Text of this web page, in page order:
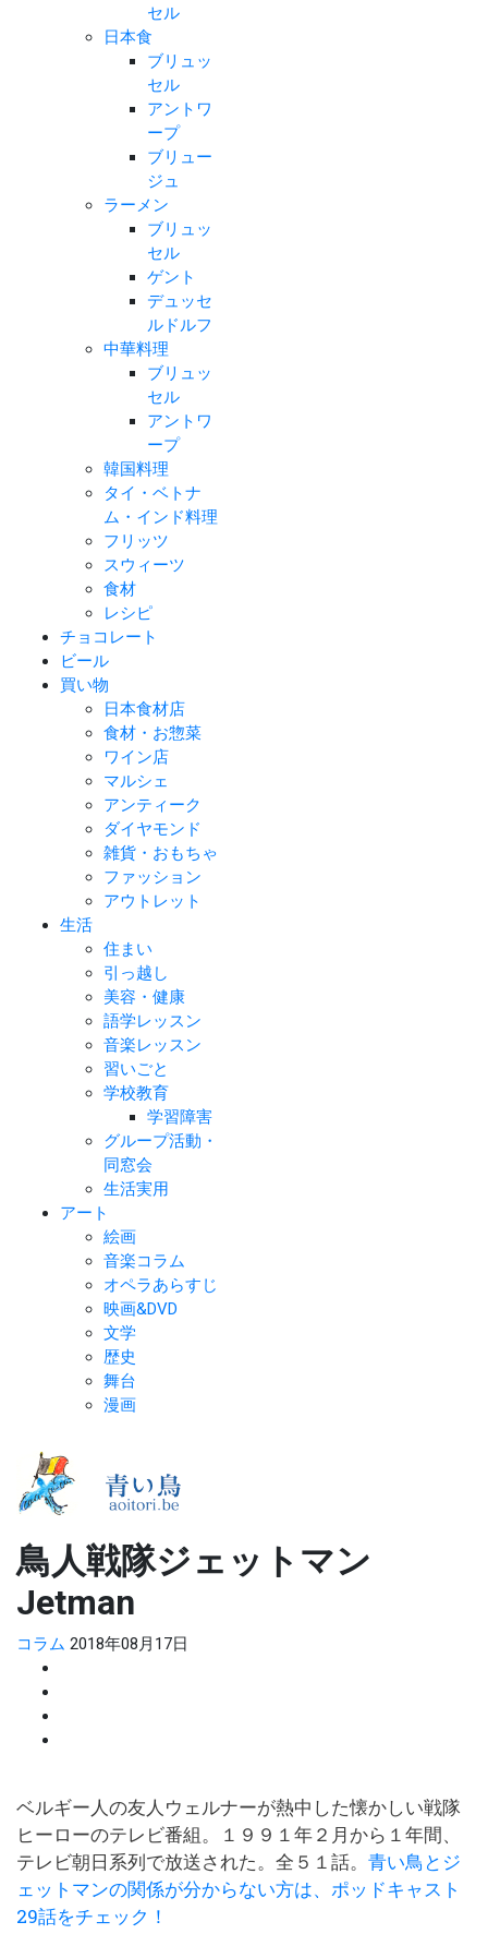
セル
日本食
ブリュッ
セル
アントワ
ープ
ブリュー
ジュ
ラーメン
ブリュッ
セル
ゲント
デュッセ
ルドルフ
中華料理
ブリュッ
セル
アントワ
ープ
韓国料理
タイ・ベトナ
ム・インド料理
フリッツ
スウィーツ
食材
レシピ
チョコレート
ビール
買い物
日本食材店
食材・お惣菜
ワイン店
マルシェ
アンティーク
ダイヤモンド
雑貨・おもちゃ
ファッション
アウトレット
生活
住まい
引っ越し
美容・健康
語学レッスン
音楽レッスン
習いごと
学校教育
学習障害
グループ活動・
同窓会
生活実用
アート
絵画
音楽コラム
オペラあらすじ
映画&DVD
文学
歴史
舞台
漫画
鳥人戦隊ジェットマン
Jetman
コラム 2018年08月17日
ベルギー人の友人ウェルナーが熱中した懐かしい戦隊
ヒーローのテレビ番組。１９９１年２月から１年間、
テレビ朝日系列で放送された。全５１話。 青い鳥とジ
ェットマンの関係が分からない方は、ポッドキャスト
29話をチェック！